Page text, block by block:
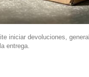
iniciar devoluciones,
entrega.